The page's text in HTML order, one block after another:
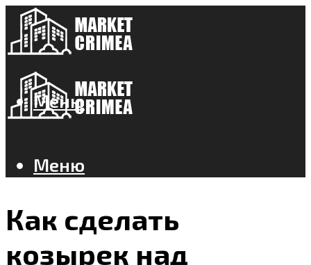
Меню
Меню
Как сделать
козырек над